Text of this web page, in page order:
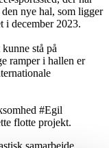
nye hal, som ligger
i december 2023.
stå på
ramper i hallen er
#Egil
flotte projekt.